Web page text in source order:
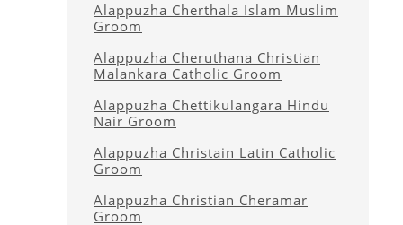
Alappuzha Cherthala Islam Muslim
Groom
Alappuzha Cheruthana Christian
Malankara Catholic Groom
Alappuzha Chettikulangara Hindu
Nair Groom
Alappuzha Christain Latin Catholic
Groom
Alappuzha Christian Cheramar
Groom